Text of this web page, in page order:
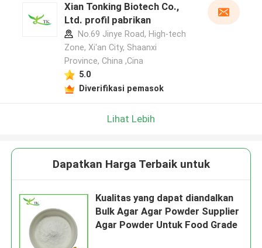
Xian Tonking Biotech Co.,
Ltd. profil pabrikan
No.69 Jinye Road, High-tech
Zone, Xi'an City, Shaanxi
Province, China ,Cina
5.0
Diverifikasi pemasok
Lihat Lebih
Dapatkan Harga Terbaik untuk
Kualitas yang dapat diandalkan
Bulk Agar Agar Powder Supplier
Agar Powder Untuk Food Grade